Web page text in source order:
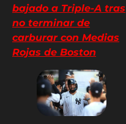
bajado a Triple-A tras
no terminar de
carburar con Medias
Rojas de Boston